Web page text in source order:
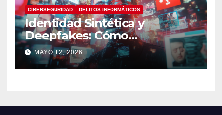
CIBERSEGURIDAD DELITOS INFORMÁTICOS
Identidad Sintética y
Deepfakes: Cómo
Detectarlos y Qué
Herramientas Utilizar en
Investigaciones Digitales
MAYO 12, 2026